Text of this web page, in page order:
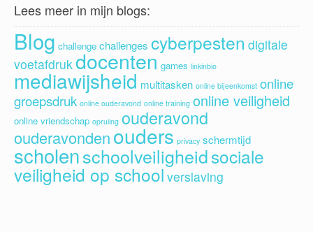
Lees meer in mijn blogs:
Blog challenge challenges cyberpesten digitale
voetafdrukdocenten games linkinbio
mediawijsheid multitasken online bijeenkomst online
groepsdruk online ouderavond online training online veiligheid
online vriendschap opruiing ouderavond
ouderavondenouders privacy schermtijd
scholenschoolveiligheidsociale
veiligheid op school verslaving